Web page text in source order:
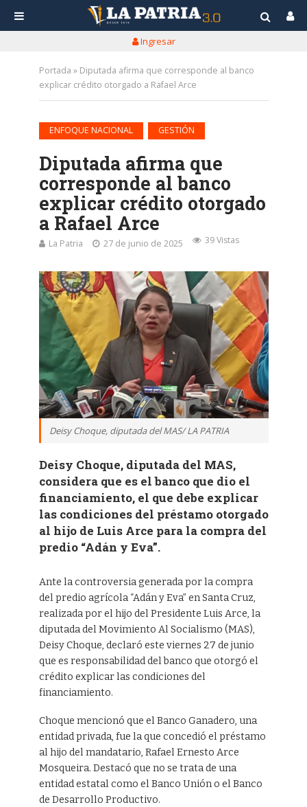
Ingresar
Portada » Diputada afirma que corresponde al banco
explicar crédito otorgado a Rafael Arce
ENFOQUE NACIONAL GESTIÓN
Diputada afirma que
corresponde al banco
explicar crédito otorgado
a Rafael Arce
La Patria 27 de junio de 2025 39 Vistas
Deisy Choque, diputada del MAS/ LA PATRIA
Deisy Choque, diputada del MAS,
considera que es el banco que dio el
financiamiento, el que debe explicar
las condiciones del préstamo otorgado
al hijo de Luis Arce para la compra del
predio “Adán y Eva”.
Ante la controversia generada por la compra
del predio agrícola “Adán y Eva” en Santa Cruz,
realizada por el hijo del Presidente Luis Arce, la
diputada del Movimiento Al Socialismo (MAS),
Deisy Choque, declaró este viernes 27 de junio
que es responsabilidad del banco que otorgó el
crédito explicar las condiciones del
financiamiento.
Choque mencionó que el Banco Ganadero, una
entidad privada, fue la que concedió el préstamo
al hijo del mandatario, Rafael Ernesto Arce
Mosqueira. Destacó que no se trata de una
entidad estatal como el Banco Unión o el Banco
de Desarrollo Productivo.